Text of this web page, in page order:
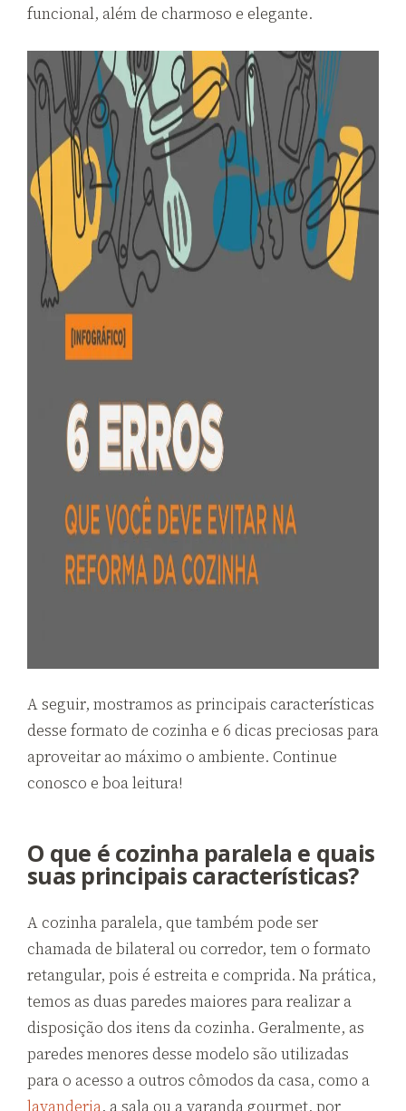
funcional, além de charmoso e elegante.
A seguir, mostramos as principais características
desse formato de cozinha e 6 dicas preciosas para
aproveitar ao máximo o ambiente. Continue
conosco e boa leitura!
O que é cozinha paralela e quais
suas principais características?
A cozinha paralela, que também pode ser
chamada de bilateral ou corredor, tem o formato
retangular, pois é estreita e comprida. Na prática,
temos as duas paredes maiores para realizar a
disposição dos itens da cozinha. Geralmente, as
paredes menores desse modelo são utilizadas
para o acesso a outros cômodos da casa, como a
lavanderia, a sala ou a varanda gourmet, por